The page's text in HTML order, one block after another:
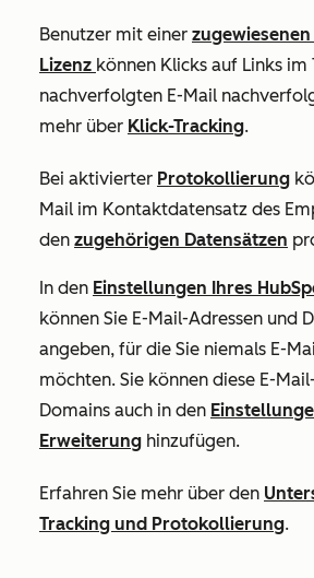
Benutzer mit einer zugewiesenen
Lizenz können Klicks auf Links im
nachverfolgten E-Mail
mehr über Klick-Tracking.
Bei aktivierter Protokollierung
Mail im Kontaktdatensatz des
den zugehörigen Datensätzen
In den Einstellungen Ihres
können Sie E-Mail-Adressen und
angeben, für die Sie niemals E-
möchten. Sie können diese E-
Domains auch in den
Erweiterung hinzufügen.
Erfahren Sie mehr über den
Tracking und Protokollierung.